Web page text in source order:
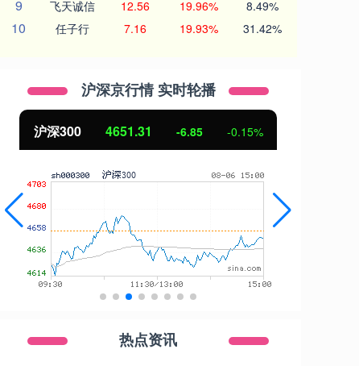
9 飞天诚信 12.56 19.96% 8.49%
10 任子行 7.16 19.93% 31.42%
沪深京行情 实时轮播
北证50 1122.88 3.42 0.30%
热点资讯